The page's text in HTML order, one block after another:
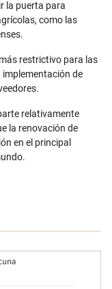
la puerta para
como las
restrictivo para las
de
relativamente
la renovación de
en el principal